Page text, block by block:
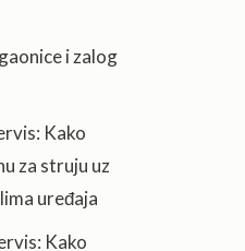
i zalog
Kako
za struju uz
uređaja
Kako